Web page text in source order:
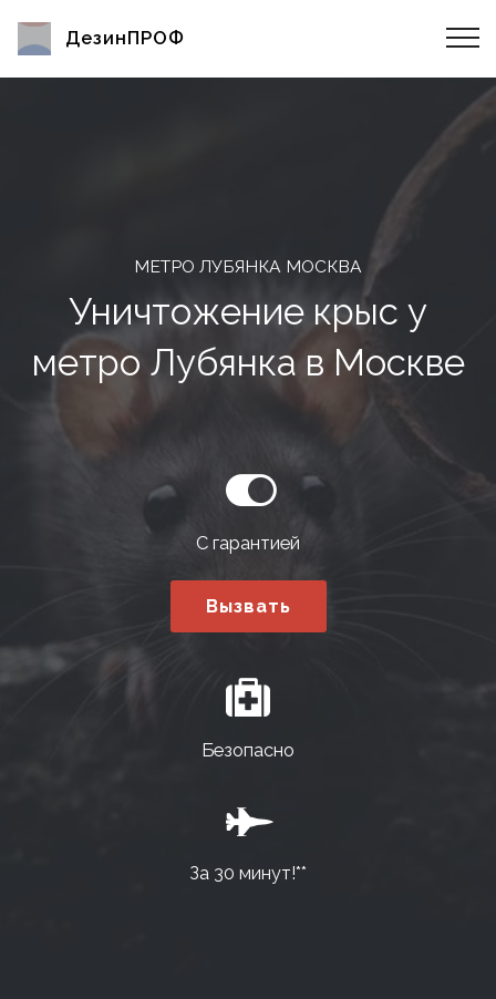
ДезинПРОФ
МЕТРО ЛУБЯНКА МОСКВА
Уничтожение крыс у
метро Лубянка в Москве
С гарантией
Вызвать
Безопасно
За 30 минут!**